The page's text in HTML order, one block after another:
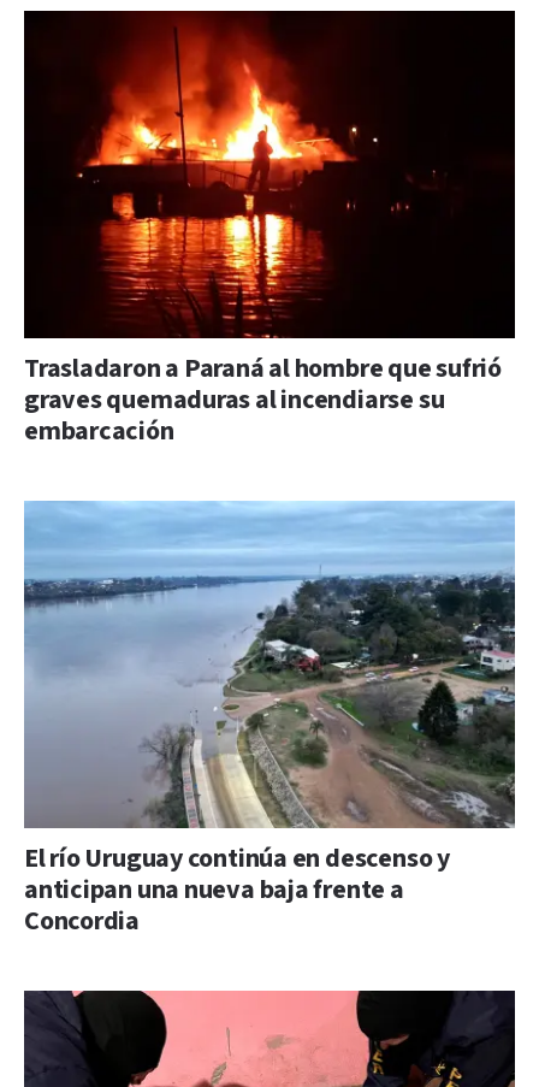
Trasladaron a Paraná al hombre que sufrió
graves quemaduras al incendiarse su
embarcación
El río Uruguay continúa en descenso y
anticipan una nueva baja frente a
Concordia